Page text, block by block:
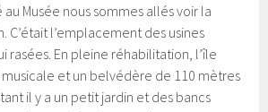
Musée nous sommes allés voir la
C’était l’emplacement des usines
rasées. En pleine réhabilitation, l’île
et un belvédère de 110 mètres
il y a un petit jardin et des bancs